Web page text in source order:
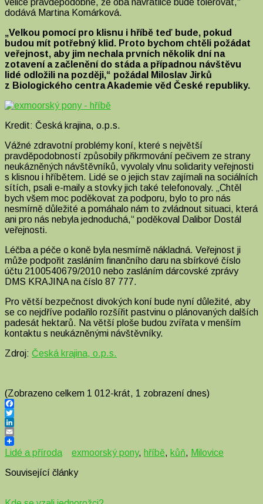
dodává Martina Komárková.
„Velkou pomocí pro klisnu i hříbě teď bude, pokud
budou mít potřebný klid. Proto bychom chtěli požádat
veřejnost, aby jim nechala prvních několik dní na
zotavení a začlenění do stáda a případnou návštěvu
lidé odložili na později,“ požádal Miloslav Jirků
z Biologického centra Akademie věd České republiky.
Kredit: Česká krajina, o.p.s.
Vážné zdravotní problémy koní, které s největší
pravděpodobností způsobily přikrmování pečivem ze strany
neukázněných návštěvníků, vyvolaly vlnu solidarity veřejnosti
s klisnou i hříbětem. Lidé se o jejich stav zajímali na sociálních
sítích, psali e-maily a stovky jich také telefonovaly. „Chtěl
bych všem moc poděkovat za podporu, bylo to pro nás
nesmírně důležité a pomáhalo nám to zvládnout situaci, která
ani pro nás nebyla jednoduchá,“ poděkoval Dalibor Dostál
veřejnosti.
Léčba a péče o koně byla nesmírně nákladná. Veřejnost ji
může podpořit zasláním finančního daru na sbírkové číslo
účtu 2100540679/2010 nebo zasláním dárcovské zprávy
DMS KRAJINA na číslo 87 777.
Pro větší bezpečnost divokých koní bude nyní důležité, aby
se co nejdříve podařilo rozšířit pastvinu o plánovaných dalších
padesát hektarů. Na větší ploše budou zvířata v menším
kontaktu s neukázněnými návštěvníky.
Zdroj: Česká krajina, o.p.s.
(Zobrazeno celkem 1 012-krát, 1 zobrazení dnes)
Facebook
Twitter
LinkedIn
Email
Lidé a příroda
exmoorský pony, hříbě, kůň, Milovice
Související články